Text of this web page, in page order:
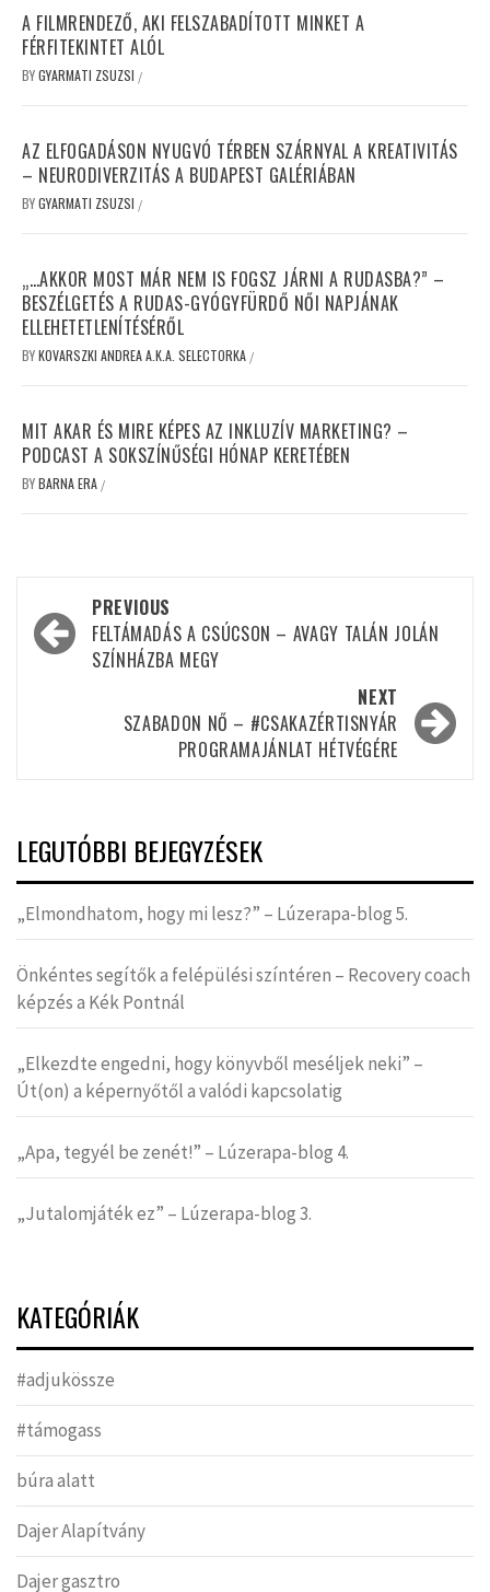
A FILMRENDEZŐ, AKI FELSZABADÍTOTT MINKET A
FÉRFITEKINTET ALÓL
BYGYARMATI ZSUZSI /
AZ ELFOGADÁSON NYUGVÓ TÉRBEN SZÁRNYAL A KREATIVITÁS
– NEURODIVERZITÁS A BUDAPEST GALÉRIÁBAN
BYGYARMATI ZSUZSI /
„…AKKOR MOST MÁR NEM IS FOGSZ JÁRNI A RUDASBA?” –
BESZÉLGETÉS A RUDAS-GYÓGYFÜRDŐ NŐI NAPJÁNAK
ELLEHETETLENÍTÉSÉRŐL
BYKOVARSZKI ANDREA A.K.A. SELECTORKA /
MIT AKAR ÉS MIRE KÉPES AZ INKLUZÍV MARKETING? –
PODCAST A SOKSZÍNŰSÉGI HÓNAP KERETÉBEN
BYBARNA ERA /
Post
navigation
PREVIOUS
FELTÁMADÁS A CSÚCSON – AVAGY TALÁN JOLÁN
SZÍNHÁZBA MEGY
NEXT
SZABADON NŐ – #CSAKAZÉRTISNYÁR
PROGRAMAJÁNLAT HÉTVÉGÉRE
LEGUTÓBBI BEJEGYZÉSEK
„Elmondhatom, hogy mi lesz?” – Lúzerapa-blog 5.
Önkéntes segítők a felépülési színtéren – Recovery coach
képzés a Kék Pontnál
„Elkezdte engedni, hogy könyvből meséljek neki” –
Út(on) a képernyőtől a valódi kapcsolatig
„Apa, tegyél be zenét!” – Lúzerapa-blog 4.
„Jutalomjáték ez” – Lúzerapa-blog 3.
KATEGÓRIÁK
#adjukössze
#támogass
búra alatt
Dajer Alapítvány
Dajer gasztro